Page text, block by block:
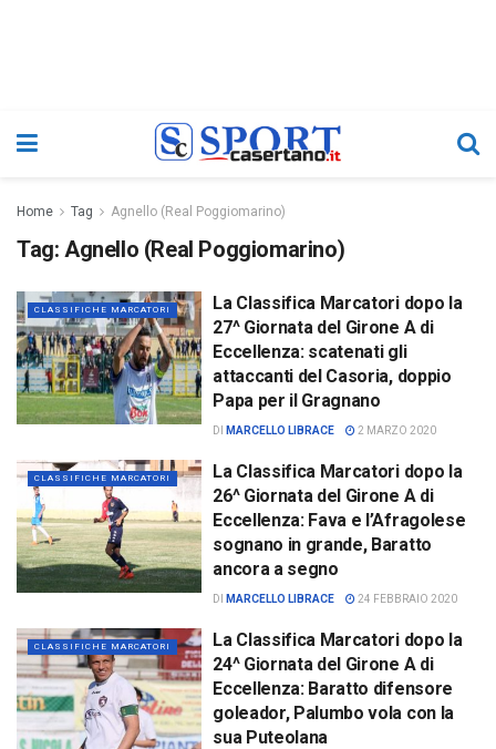
Home Tag Agnello (Real Poggiomarino)
Tag: Agnello (Real Poggiomarino)
CLASSIFICHE MARCATORI
La Classifica Marcatori dopo la
27^ Giornata del Girone A di
Eccellenza: scatenati gli
attaccanti del Casoria, doppio
Papa per il Gragnano
DI MARCELLO LIBRACE 2 MARZO 2020
CLASSIFICHE MARCATORI
La Classifica Marcatori dopo la
26^ Giornata del Girone A di
Eccellenza: Fava e l’Afragolese
sognano in grande, Baratto
ancora a segno
DI MARCELLO LIBRACE 24 FEBBRAIO 2020
CLASSIFICHE MARCATORI
La Classifica Marcatori dopo la
24^ Giornata del Girone A di
Eccellenza: Baratto difensore
goleador, Palumbo vola con la
sua Puteolana